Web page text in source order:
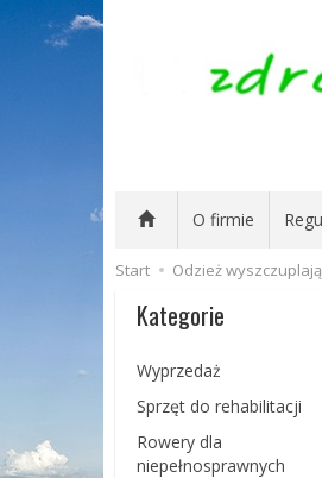
O firmie
Start Odzież
Kategorie
Wyprzedaż
Sprzęt do rehabilitacji
Rowery dla
niepełnosprawnych